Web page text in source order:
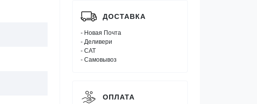
ДОСТАВКА
- Новая Почта
- Деливери
- САТ
- Самовывоз
ОПЛАТА